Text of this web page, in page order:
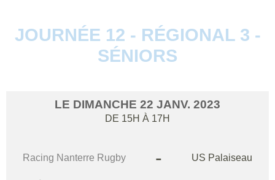
JOURNÉE 12 - RÉGIONAL 3 -
SÉNIORS
LE DIMANCHE 22 JANV. 2023
DE 15H À 17H
Racing Nanterre Rugby - US Palaiseau